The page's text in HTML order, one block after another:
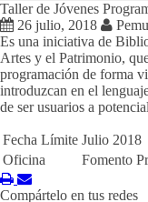
Taller de Jóvenes
26 julio, 2018
Es una iniciativa de
Artes y el Patrimonio,
programación de forma
introduzcan en el
de ser usuarios a
Fecha Límite Julio 2018
Oficina
Fomento
Compártelo en tus redes